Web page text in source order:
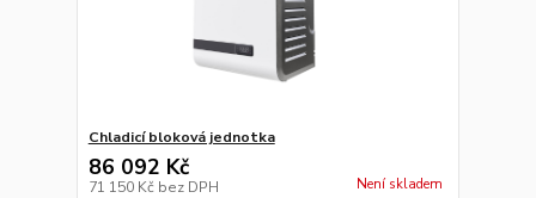
Chladicí bloková jednotka
86 092 Kč
71 150 Kč bez DPH Není skladem